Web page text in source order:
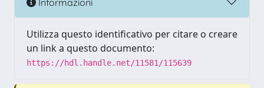
Utilizza questo identificativo per citare o creare
un link a questo documento:
https://hdl.handle.net/11581/115639